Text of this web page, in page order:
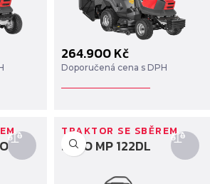
264.900Kč
Doporučená cena s DPH
SECO MP 122DL
TRAKTOR SE SBĚREM